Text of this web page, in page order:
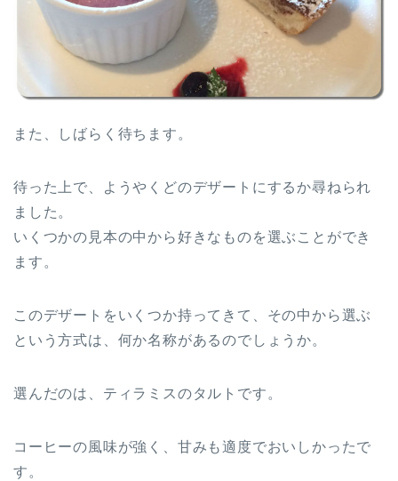
また、しばらく待ちます。
待った上で、ようやくどのデザートにするか尋ねられ
ました。
いくつかの見本の中から好きなものを選ぶことができ
ます。
このデザートをいくつか持ってきて、その中から選ぶ
という方式は、何か名称があるのでしょうか。
選んだのは、ティラミスのタルトです。
コーヒーの風味が強く、甘みも適度でおいしかったで
す。